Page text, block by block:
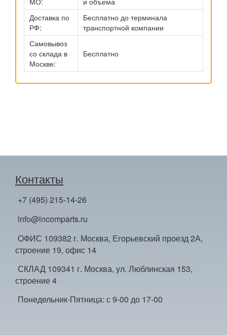
Доставка по
РФ:
Бесплатно до терминала
транспортной компании
Самовывоз
со склада в
Москве:
Бесплатно
Контакты
+7 (495) 215-14-26
info@incomparts.ru
ОФИС 109382 г. Москва, Егорьевский проезд 2А,
строение 19, офис 14
СКЛАД 109341 г. Москва, ул. Люблинская 153,
строение 4
Понедельник-Пятница: с 9-00 до 17-00